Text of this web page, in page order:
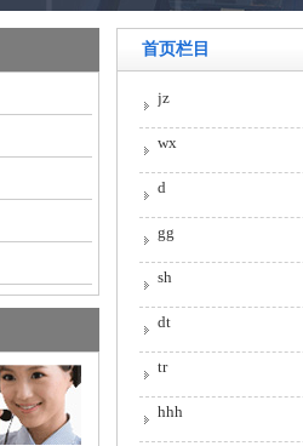
首页栏目
jz
wx
d
gg
sh
dt
tr
hhh